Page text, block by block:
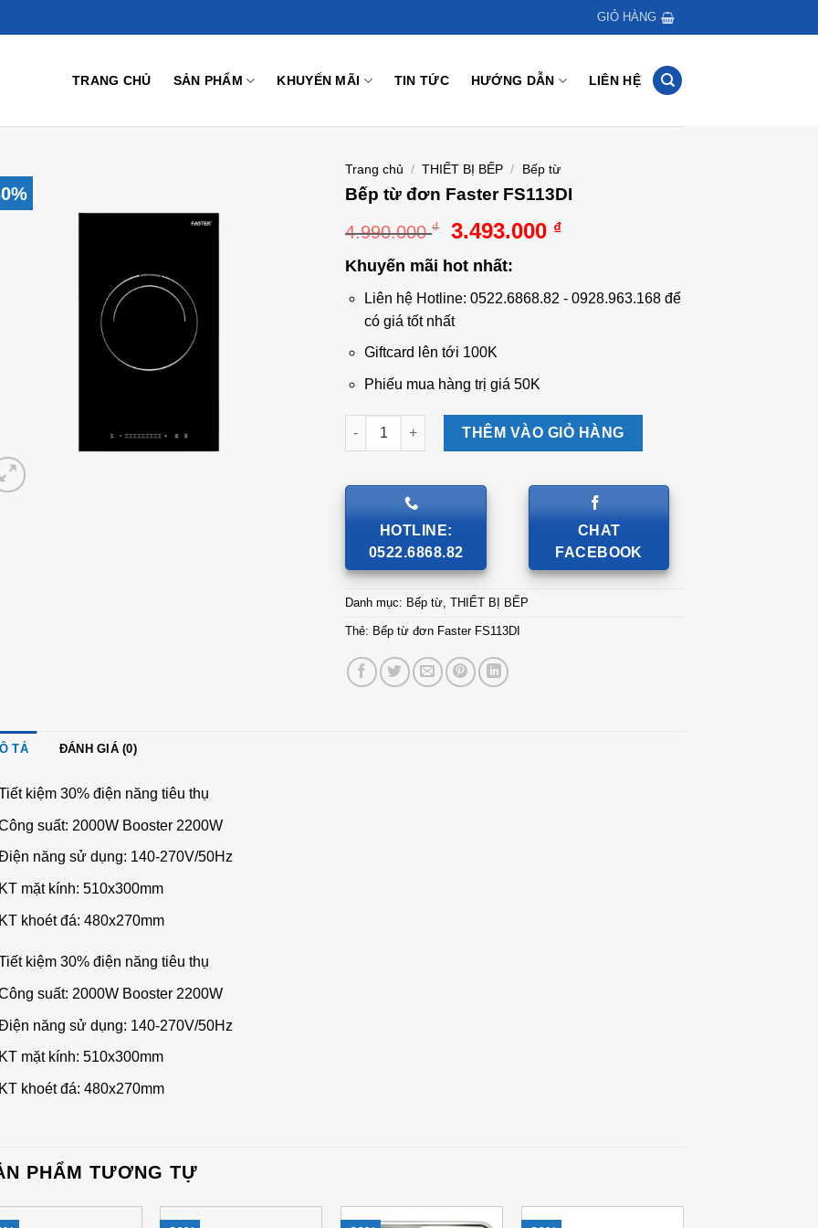
GIỎ HÀNG
TRANG CHỦ SẢN PHẨM KHUYẾN MÃI TIN TỨC HƯỚNG DẪN LIÊN HỆ
Trang chủ / THIẾT BỊ BẾP / Bếp từ
Bếp từ đơn Faster FS113DI
4.990.000₫
Giá
là:
4.990.000 ₫.
3.493.000 ₫Giá
là:
Khuyến mãi hot nhất:
Liên hệ Hotline: 0522.6868.82 - 0928.963.168 để
có giá tốt nhất
Giftcard lên tới 100K
Phiếu mua hàng trị giá 50K
Bếp từ đơn Faster FS113DI số lượng
THÊM VÀO GIỎ HÀNG
HOTLINE:
0522.6868.82
CHAT
FACEBOOK
Danh mục: Bếp từ,THIẾT BỊ BẾP
Thẻ: Bếp từ đơn Faster FS113DI
TẢ ĐÁNH GIÁ (0)
kiệm 30% điện năng tiêu thụ
suất: 2000W Booster 2200W
năng sử dụng: 140-270V/50Hz
mặt kính: 510x300mm
khoét đá: 480x270mm
kiệm 30% điện năng tiêu thụ
suất: 2000W Booster 2200W
năng sử dụng: 140-270V/50Hz
mặt kính: 510x300mm
khoét đá: 480x270mm
PHẨM TƯƠNG TỰ